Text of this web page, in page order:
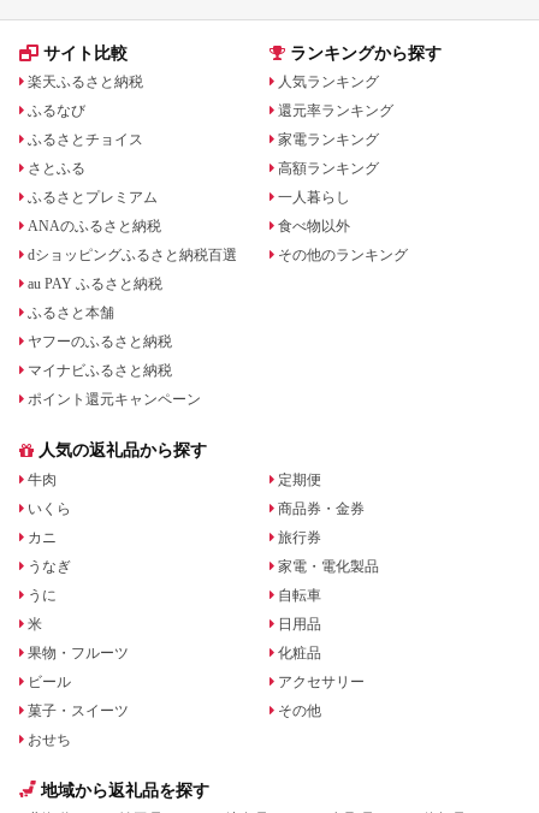
サイト比較
楽天ふるさと納税
ふるなび
ふるさとチョイス
さとふる
ふるさとプレミアム
ANAのふるさと納税
dショッピングふるさと納税百選
au PAY ふるさと納税
ふるさと本舗
ヤフーのふるさと納税
マイナビふるさと納税
ポイント還元キャンペーン
ランキングから探す
人気ランキング
還元率ランキング
家電ランキング
高額ランキング
一人暮らし
食べ物以外
その他のランキング
人気の返礼品から探す
牛肉
いくら
カニ
うなぎ
うに
米
果物・フルーツ
ビール
菓子・スイーツ
おせち
定期便
商品券・金券
旅行券
家電・電化製品
自転車
日用品
化粧品
アクセサリー
その他
地域から返礼品を探す